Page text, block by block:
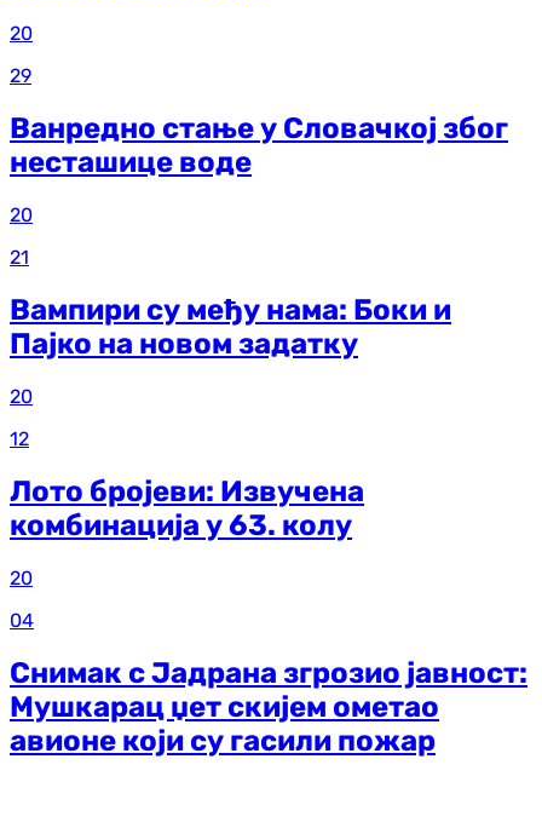
20
29
Ванредно стање у Словачкој због
несташице воде
20
21
Вампири су међу нама: Боки и
Пајко на новом задатку
20
12
Лото бројеви: Извучена
комбинација у 63. колу
20
04
Снимак с Јадрана згрозио јавност:
Мушкарац џет скијем ометао
авионе који су гасили пожар